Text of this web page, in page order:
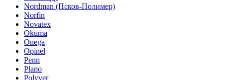
Nordman (Псков-Полимер)
Norfin
Novatex
Okuma
Onega
Opinel
Penn
Plano
Polyver